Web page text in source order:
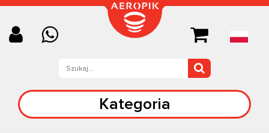
Kategoria